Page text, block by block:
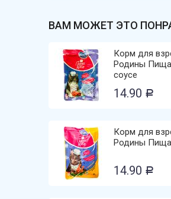
ВАМ МОЖЕТ ЭТО
Корм для
Родины Пища
соусе
14.90 Р
Корм для
Родины Пища
14.90 Р